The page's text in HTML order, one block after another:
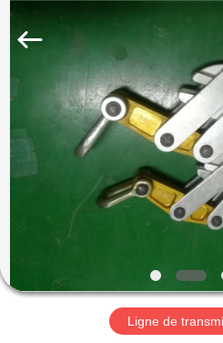
ACCUEIL
PRODUITS
PROPOS
DE
NOUS
Newart
Machinery
Tools
Rights
Ligne de